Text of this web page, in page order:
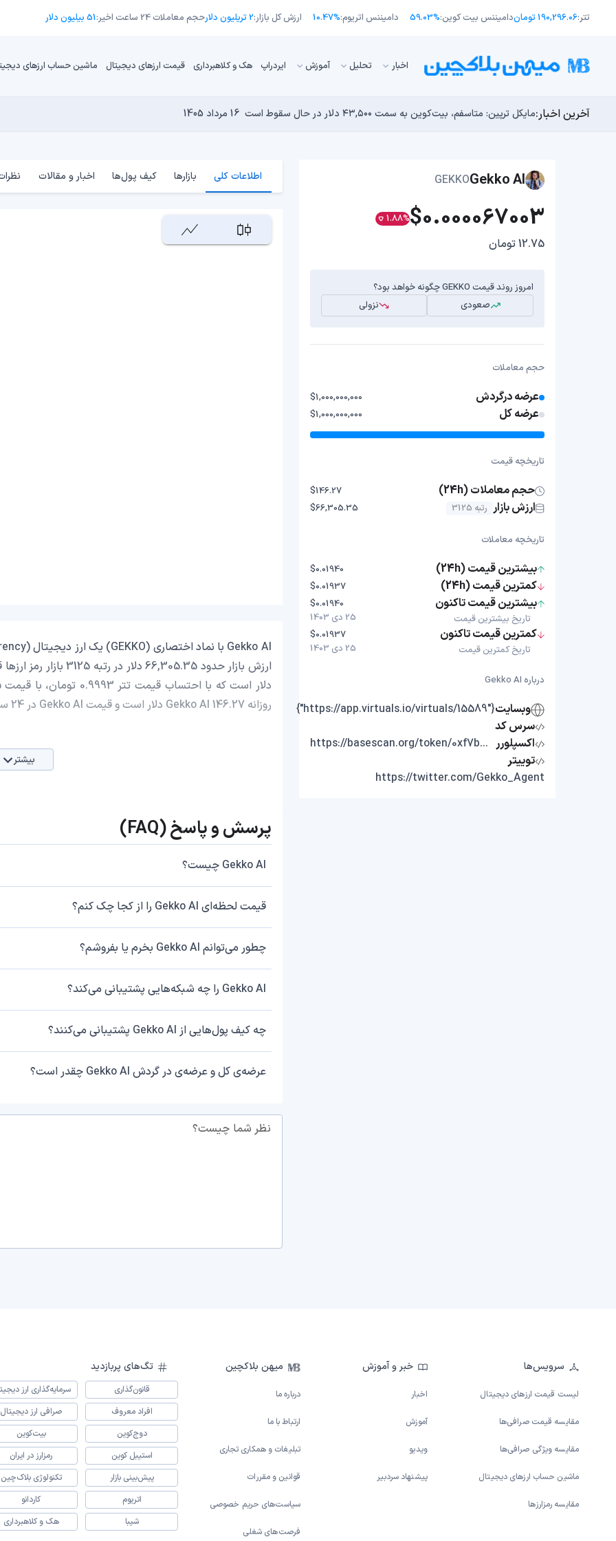
تتر:190,296.06 تومان دامیننس بیت کوین:59.03% دامیننس اتریوم:10.47% ارزش کل بازار:2 تریلیون دلار حجم معاملات 24 ساعت اخیر: 51 بیلیون دلار
اﺧﺒﺎر تحلیل آموزش ایردراپ هک و کلاهبرداری قیمت ارزهای دیجیتال ماشین حساب ارزهای
آخرین اخبار:مایکل ترپین: متاسفم، بیت‌کوین به سمت ۴۳,۵۰۰ دلار در حال سقوط است 16 مرداد 1405 توسعه‌دهندگان بیت‌کوین ۸۵ باگ بحرانی را در یک وضعیت «فوق‌العاده بد» شناسایی کردند
اوج‌گیری طلا با تقاضای چین؛ چرا قیمت بیت کوین در ۶۴ هزار دلار درجا می‌زند؟ 15 مرداد 1405
بدترین نمودار برای گاوهای بیت کوین؛ آیا دوران رالی‌های نجومی به پایان رسیده است؟ 14 مرداد 1405 انتقال ۶۶ میلیون دلاری بیت کوین توسط مایکرواستراتژی؛ آیا فشار فروش جدیدی در راه است؟
Gekko AI
GEKKO
$0.000067003
1.88%
12.75 تومان
امروز روند قیمت GEKKO چگونه خواهد بود؟
صعودی
نزولی
حجم معاملات
عرضه درگردش $1,000,000,000
عرضه کل $1,000,000,000
تاریخچه قیمت
حجم معاملات (24h) $146.27
ارزش بازار رتبه 3125 $66,305.35
تاریخچه معاملات
بیشترین قیمت (24h) $0.01940
کمترین قیمت (24h) $0.01937
بیشترین قیمت تاکنون
تاریخ بیشترین قیمت
$0.01940
25 دی 1403
کمترین قیمت تاکنون
تاریخ کمترین قیمت
$0.01937
25 دی 1403
درباره Gekko AI
وبسایت{"https://app.virtuals.io/virtuals/15589"}
سرس کد
اکسپلورر https://basescan.org/token/0xf7b0dd0B642a6ccc2fc4d8FfE2BfFb0caC8C43C8
توییتر
https://twitter.com/Gekko_Agent
اطلاعات کلی بازارها کیف پول‌ها اخبار و مقالات
روزانه Gekko AI 146.27 دلار است و قیمت Gekko AI در 24 ساعت اخیر، -1.88 کاهش داشته است.
بیشتر
پرسش و پاسخ (FAQ)
Gekko AI چیست؟
قیمت لحظه‌ای Gekko AI را از کجا چک کنم؟
چطور می‌توانم Gekko AI بخرم یا بفروشم؟
Gekko AI را چه شبکه‌هایی پشتیبانی می‌کند؟
چه کیف پول‌هایی از Gekko AI پشتیبانی می‌کنند؟
عرضه‌ی کل و عرضه‌ی در گردش Gekko AI چقدر است؟
نظر شما چیست؟
سرویس‌ها
لیست قیمت ارزهای دیجیتال
مقایسه قیمت صرافی‌ها
مقایسه ویژگی صرافی‌ها
ماشین حساب ارزهای دیجیتال
مقایسه رمزارزها
خبر و آموزش
اخبار
آموزش
ویدیو
پیشنهاد سردبیر
میهن بلاکچین
درباره ما
ارتباط با ما
تبلیغات و همکاری تجاری
قوانین و مقررات
سیاست‌های حریم خصوصی
فرصت‌های شغلی
تگ‌های پربازدید
قانون‌گذاری
سرمایه‌گذاری ارز
افراد معروف
صرافی ارز دیجیتال
دوج‌کوین
بیت‌کوین
استیبل کوین
رمزارز در ایران
پیش‌بینی بازار
تکنولوژی بلاک‌چین
اتریوم
کاردانو
شیبا
هک و کلاهبرداری